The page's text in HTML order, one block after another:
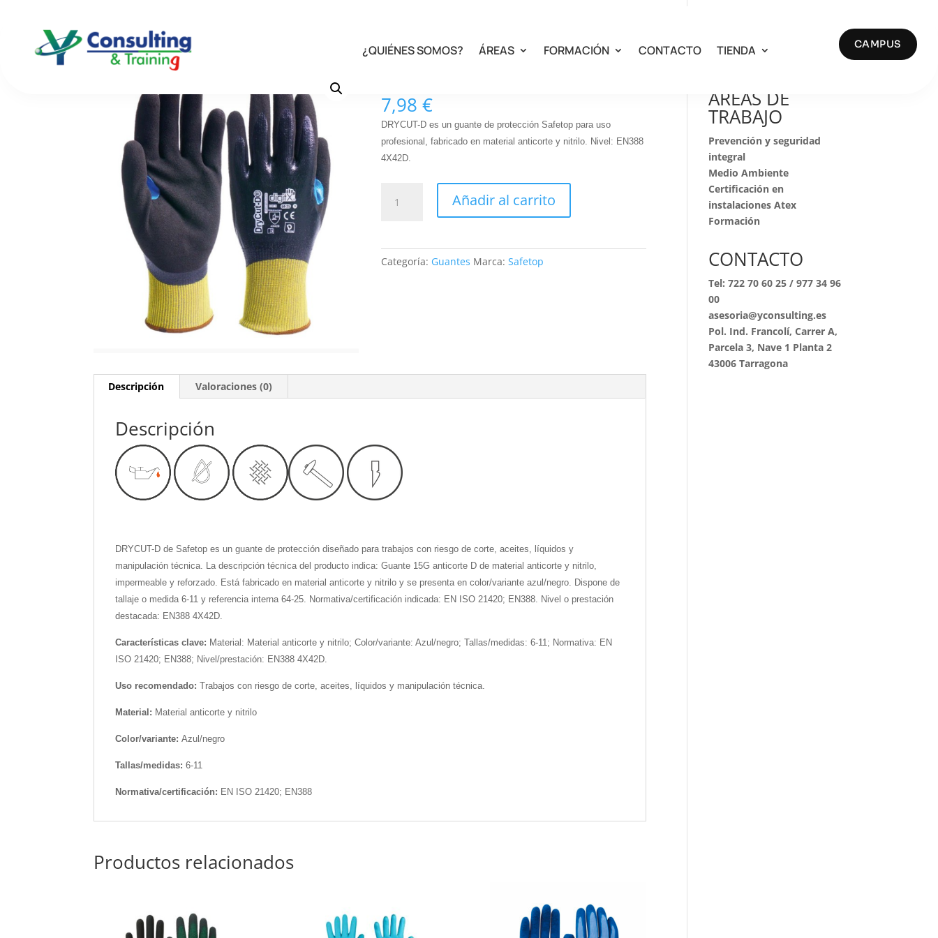
¿QUIÉNES SOMOS? ÁREAS FORMACIÓN CONTACTO TIENDA CAMPUS
Inicio/Guantes/ 64-25. DRYCUT-D
7,98€
DRYCUT-D es un guante de protección Safetop para uso
profesional, fabricado en material anticorte y nitrilo. Nivel: EN388
4X42D.
cantidad
Añadir al carrito
Categoría: Guantes Marca:Safetop
Descripción Valoraciones (0)
Descripción
DRYCUT-D de Safetop es un guante de protección diseñado para trabajos con riesgo de corte, aceites, líquidos y
manipulación técnica. La descripción técnica del producto indica: Guante 15G anticorte D de material anticorte y nitrilo,
impermeable y reforzado. Está fabricado en material anticorte y nitrilo y se presenta en color/variante azul/negro. Dispone de
tallaje o medida 6-11 y referencia interna 64-25. Normativa/certificación indicada: EN ISO 21420; EN388. Nivel o prestación
destacada: EN388 4X42D.
Características clave: Material: Material anticorte y nitrilo; Color/variante: Azul/negro; Tallas/medidas: 6-11; Normativa: EN
ISO 21420; EN388; Nivel/prestación: EN388 4X42D.
Uso recomendado:Trabajos con riesgo de corte, aceites, líquidos y manipulación técnica.
Material: Material anticorte y nitrilo
Color/variante:Azul/negro
Tallas/medidas:6-11
Normativa/certificación: EN ISO 21420; EN388
Productos relacionados
AREAS DE
TRABAJO
Prevención y seguridad
integral
Medio Ambiente
Certificación en
instalaciones Atex
Formación
CONTACTO
Tel:722 70 60 25 /977 34 96
00
asesoria@yconsulting.es
Pol. Ind. Francolí, Carrer A,
Parcela 3, Nave 1 Planta 2
43006 Tarragona